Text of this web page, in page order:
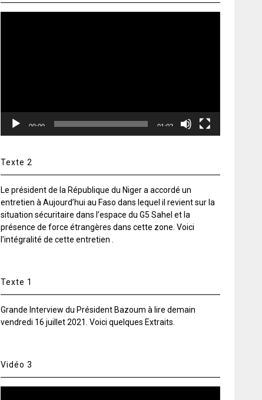
00:00 01:02
Texte 2
Le président de la République du Niger a accordé un
entretien à Aujourd’hui au Faso dans lequel il revient sur la
situation sécuritaire dans l’espace du G5 Sahel et la
présence de force étrangères dans cette zone. Voici
l’intégralité de cette entretien .
Texte 1
Grande Interview du Président Bazoum à lire demain
vendredi 16 juillet 2021. Voici quelques Extraits.
Vidéo 3